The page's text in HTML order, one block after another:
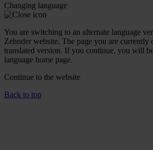
Changing language
You are switching to an alternate language
Zehnder website. The page you are currently
translated version. If you continue, you will
language home page.
Continue to the website
Back to top